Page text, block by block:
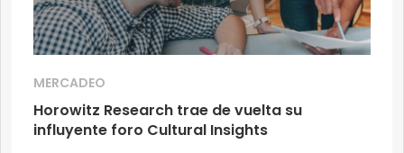
MERCADEO
Horowitz Research trae de vuelta su
influyente foro Cultural Insights